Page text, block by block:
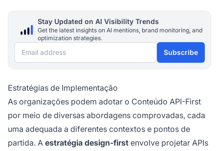
Stay Updated on AI Visibility Trends
Get the latest insights on AI mentions, brand monitoring, and
optimization strategies.
Email address Subscribe
Estratégias de Implementação
As organizações podem adotar o Conteúdo API-First
por meio de diversas abordagens comprovadas, cada
uma adequada a diferentes contextos e pontos de
partida. A estratégia design-first envolve projetar APIs